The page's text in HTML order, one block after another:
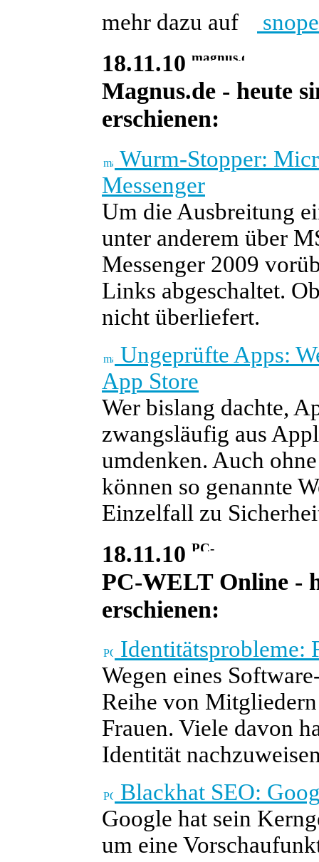
mehr dazu auf
18.11.10
Magnus.de - heute
erschienen:
Wurm-Stopper:
Messenger
Um die Ausbreitung
unter anderem über
Messenger 2009
Links abgeschaltet.
nicht überliefert.
Ungeprüfte Apps:
App Store
Wer bislang dachte,
zwangsläufig aus
umdenken. Auch
können so genannte
Einzelfall zu
18.11.10
PC-WELT Online -
erschienen:
Identitätsprobleme:
Wegen eines
Reihe von
Frauen. Viele davon
Identität
Blackhat SEO:
Google hat sein
um eine